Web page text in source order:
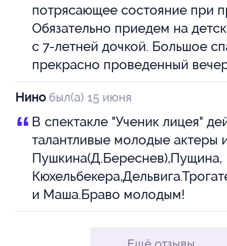
потрясающее состояние при
Обязательно приедем на
с 7-летней дочкой. Большое
прекрасно проведенный
Нинобыл(а) 15 июня
“ В спектакле "Ученик лицея"
талантливые молодые актеры
Пушкина(Д.Береснев),Пущина,
и Маша.Браво молодым!